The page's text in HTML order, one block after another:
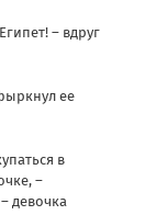
– вдруг
ее
в
–
девочка